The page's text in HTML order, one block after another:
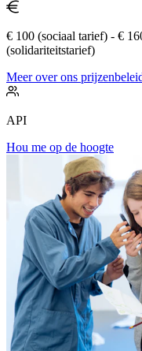
€ 100 (sociaal tarief) - €
(solidariteitstarief)
Meer over ons
API
Hou me op de hoogte